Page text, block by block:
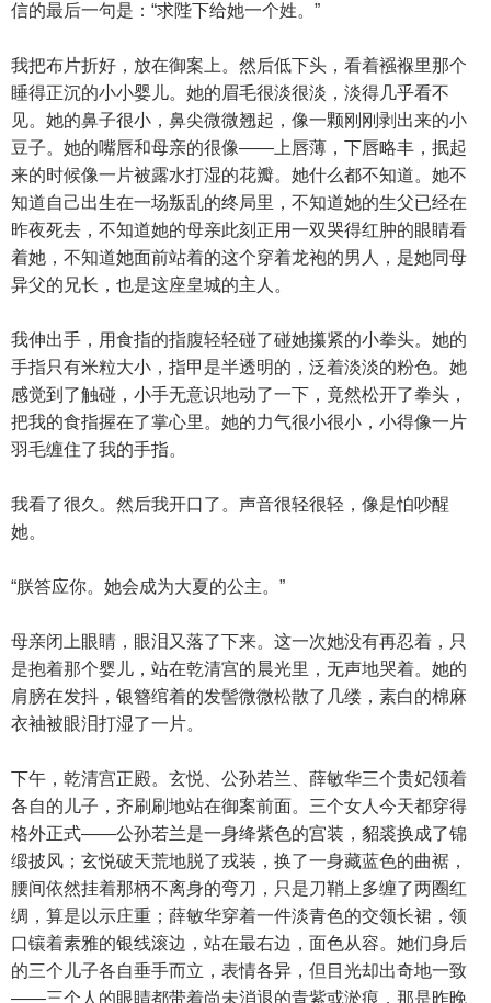
信的最后一句是：“求陛下给她一个姓。”
我把布片折好，放在御案上。然后低下头，看着襁褓里那个
睡得正沉的小小婴儿。她的眉毛很淡很淡，淡得几乎看不
见。她的鼻子很小，鼻尖微微翘起，像一颗刚刚剥出来的小
豆子。她的嘴唇和母亲的很像——上唇薄，下唇略丰，抿起
来的时候像一片被露水打湿的花瓣。她什么都不知道。她不
知道自己出生在一场叛乱的终局里，不知道她的生父已经在
昨夜死去，不知道她的母亲此刻正用一双哭得红肿的眼睛看
着她，不知道她面前站着的这个穿着龙袍的男人，是她同母
异父的兄长，也是这座皇城的主人。
我伸出手，用食指的指腹轻轻碰了碰她攥紧的小拳头。她的
手指只有米粒大小，指甲是半透明的，泛着淡淡的粉色。她
感觉到了触碰，小手无意识地动了一下，竟然松开了拳头，
把我的食指握在了掌心里。她的力气很小很小，小得像一片
羽毛缠住了我的手指。
我看了很久。然后我开口了。声音很轻很轻，像是怕吵醒
她。
“朕答应你。她会成为大夏的公主。”
母亲闭上眼睛，眼泪又落了下来。这一次她没有再忍着，只
是抱着那个婴儿，站在乾清宫的晨光里，无声地哭着。她的
肩膀在发抖，银簪绾着的发髻微微松散了几缕，素白的棉麻
衣袖被眼泪打湿了一片。
下午，乾清宫正殿。玄悦、公孙若兰、薛敏华三个贵妃领着
各自的儿子，齐刷刷地站在御案前面。三个女人今天都穿得
格外正式——公孙若兰是一身绛紫色的宫装，貂裘换成了锦
缎披风；玄悦破天荒地脱了戎装，换了一身藏蓝色的曲裾，
腰间依然挂着那柄不离身的弯刀，只是刀鞘上多缠了两圈红
绸，算是以示庄重；薛敏华穿着一件淡青色的交领长裙，领
口镶着素雅的银线滚边，站在最右边，面色从容。她们身后
的三个儿子各自垂手而立，表情各异，但目光却出奇地一致
——三个人的眼睛都带着尚未消退的青紫或淤痕，那是昨晚